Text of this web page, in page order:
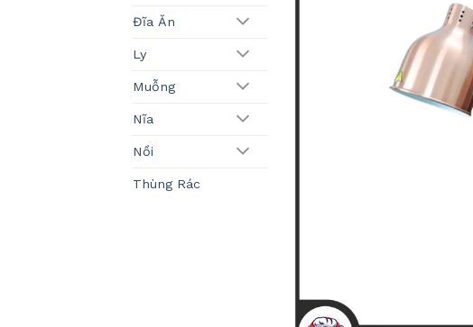
Đĩa Ăn
Ly
Muỗng
Nĩa
Nồi
Thùng Rác